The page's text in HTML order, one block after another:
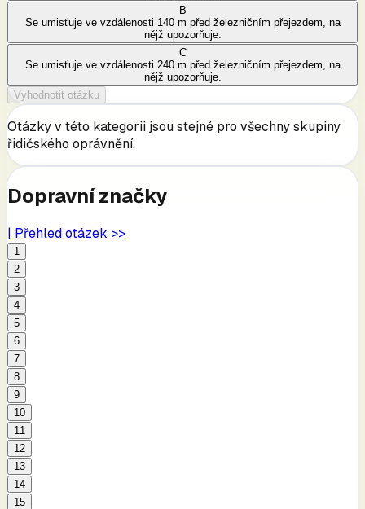
B
Se umisťuje ve vzdálenosti 140 m před železničním přejezdem, na
nějž upozorňuje.
C
Se umisťuje ve vzdálenosti 240 m před železničním přejezdem, na
nějž upozorňuje.
Vyhodnotit otázku
Otázky v této kategorii jsou stejné pro všechny skupiny
řidičského oprávnění.
Dopravní značky
| Přehled otázek >>
1
2
3
4
5
6
7
8
9
10
11
12
13
14
15